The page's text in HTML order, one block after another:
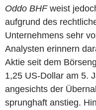
Oddo BHFweist
aufgrund des
Unternehmens sehr
Analysten erinnern
Aktie seit dem
1,25 US-Dollar am 5.
angesichts der
sprunghaft anstieg.